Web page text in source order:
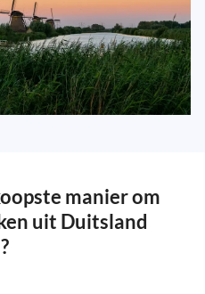
manier om
uit Duitsland